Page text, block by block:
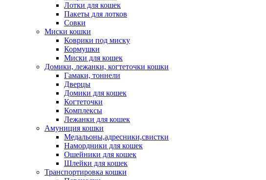
Лотки для кошек
Пакеты для лотков
Совки
Миски кошки
Коврики под миску
Кормушки
Миски для кошек
Домики, лежанки, когтеточки кошки
Гамаки, тоннели
Дверцы
Домики для кошек
Когтеточки
Комплексы
Лежанки для кошек
Амуниция кошки
Медальоны,адресники,свистки
Намордники для кошек
Ошейники для кошек
Шлейки для кошек
Транспортировка кошки